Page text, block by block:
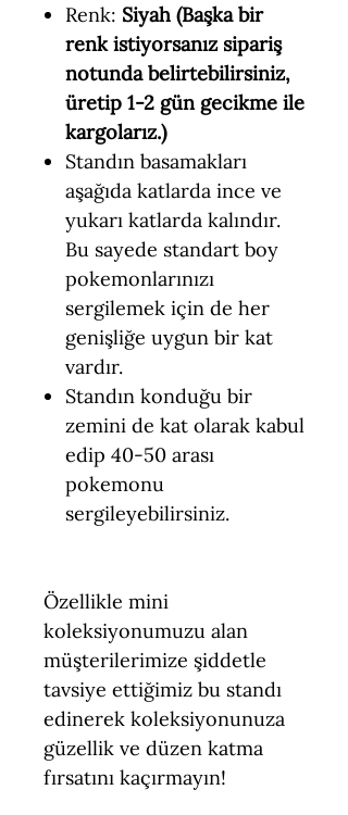
Renk: Siyah (Başka bir
renk istiyorsanız sipariş
notunda belirtebilirsiniz,
üretip 1-2 gün gecikme ile
kargolarız.)
Standın basamakları
aşağıda katlarda ince ve
yukarı katlarda kalındır.
Bu sayede standart boy
pokemonlarınızı
sergilemek için de her
genişliğe uygun bir kat
vardır.
Standın konduğu bir
zemini de kat olarak kabul
edip 40-50 arası
pokemonu
sergileyebilirsiniz.
Özellikle mini
koleksiyonumuzu alan
müşterilerimize şiddetle
tavsiye ettiğimiz bu standı
edinerek koleksiyonunuza
güzellik ve düzen katma
fırsatını kaçırmayın!